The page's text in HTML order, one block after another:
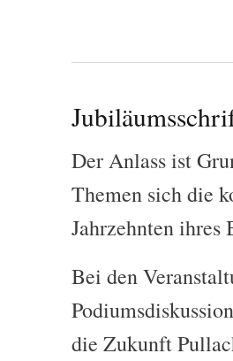
Der Anlass ist
Themen sich die
Jahrzehnten ihres
Bei den
die Zukunft